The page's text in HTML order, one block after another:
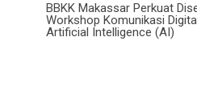
BBKK Makassar Perkuat
Workshop Komunikasi
Artificial Intelligence (AI)